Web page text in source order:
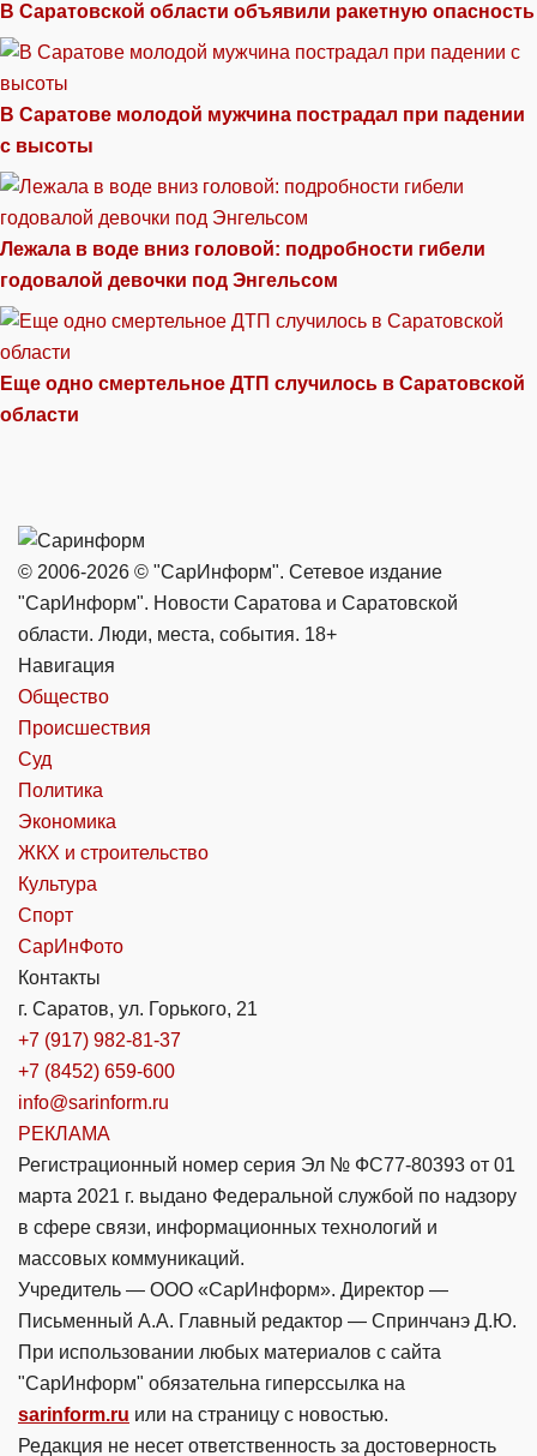
В Саратовской области объявили ракетную опасность
В Саратове молодой мужчина пострадал при падении
с высоты
Лежала в воде вниз головой: подробности гибели
годовалой девочки под Энгельсом
Еще одно смертельное ДТП случилось в Саратовской
области
© 2006-2026 © "СарИнформ". Сетевое издание
"СарИнформ". Новости Саратова и Саратовской
области. Люди, места, события. 18+
Навигация
Общество
Происшествия
Суд
Политика
Экономика
ЖКХ и строительство
Культура
Спорт
СарИнФото
Контакты
г. Саратов, ул. Горького, 21
+7 (917) 982-81-37
+7 (8452) 659-600
info@sarinform.ru
РЕКЛАМА
Регистрационный номер серия Эл № ФС77-80393 от 01
марта 2021 г. выдано Федеральной службой по надзору
в сфере связи, информационных технологий и
массовых коммуникаций.
Учредитель — ООО «СарИнформ». Директор —
Письменный А.А. Главный редактор — Спринчанэ Д.Ю.
При использовании любых материалов с сайта
"СарИнформ" обязательна гиперссылка на
sarinform.ru или на страницу с новостью.
Редакция не несет ответственность за достоверность